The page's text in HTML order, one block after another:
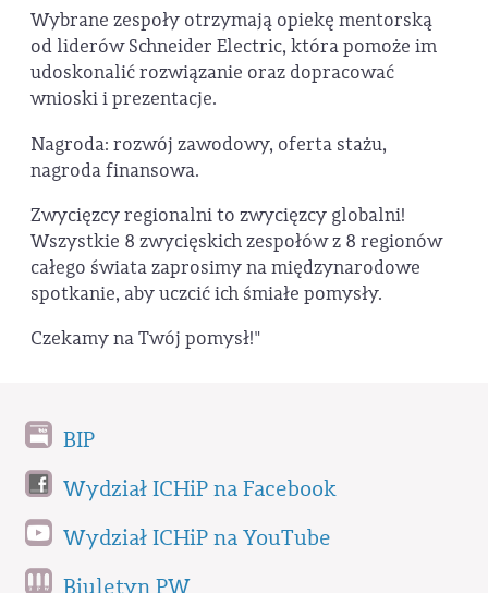
Wybrane zespoły otrzymają opiekę mentorską
od liderów Schneider Electric, która pomoże im
udoskonalić rozwiązanie oraz dopracować
wnioski i prezentacje.
Nagroda: rozwój zawodowy, oferta stażu,
nagroda finansowa.
Zwycięzcy regionalni to zwycięzcy globalni!
Wszystkie 8 zwycięskich zespołów z 8 regionów
całego świata zaprosimy na międzynarodowe
spotkanie, aby uczcić ich śmiałe pomysły.
Czekamy na Twój pomysł!"
BIP
Wydział ICHiP na Facebook
Wydział ICHiP na YouTube